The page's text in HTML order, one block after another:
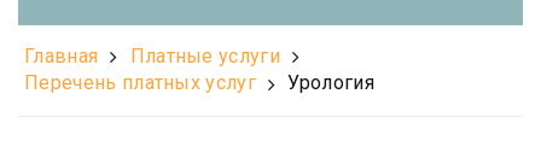
Главная
Платные услуги
Перечень платных услуг
Урология